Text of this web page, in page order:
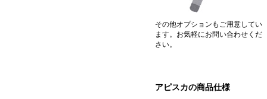
その他オプションもご用意してい
ます。お気軽にお問い合わせくだ
さい。
アピスカの商品仕様